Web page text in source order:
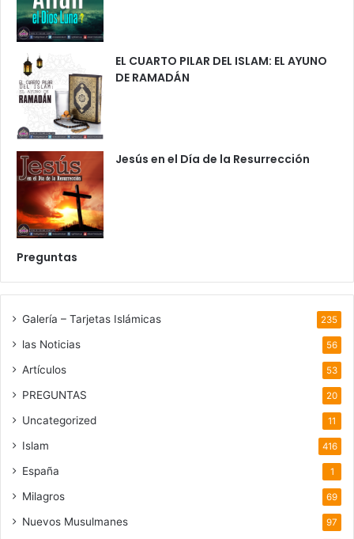
EL CUARTO PILAR DEL ISLAM: EL AYUNO
DE RAMADÁN
Jesús en el Día de la Resurrección
Preguntas
Galería – Tarjetas Islámicas 235
las Noticias 56
Artículos 53
PREGUNTAS 20
Uncategorized 11
Islam 416
España 1
Milagros 69
Nuevos Musulmanes 97